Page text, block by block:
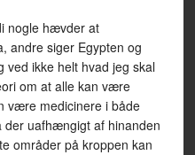
nogle hævder at
andre siger Egypten og
ved ikke helt hvad jeg skal
om at alle kan være
være medicinere i både
der uafhængigt af hinanden
områder på kroppen kan